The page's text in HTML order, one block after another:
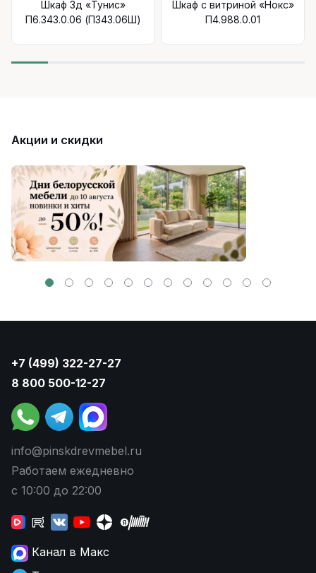
Шкаф 3д «Тунис»
П6.343.0.06 (П343.06Ш)
Шкаф с витриной «Нокс»
П4.988.0.01
Акции и скидки
+7 (499) 322-27-27
8 800 500-12-27
info@pinskdrevmebel.ru
Работаем ежедневно
с 10:00 до 22:00
Канал в Макс